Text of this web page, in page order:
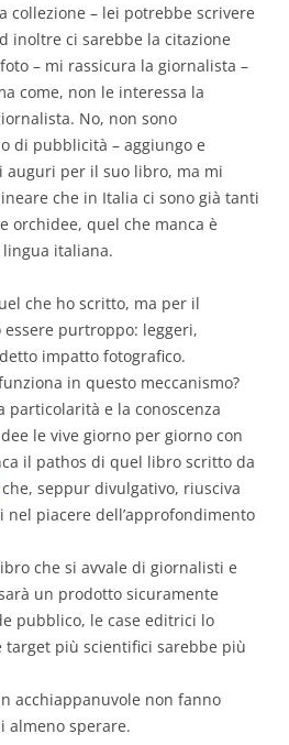
collezione – lei potrebbe scrivere
inoltre ci sarebbe la citazione
– mi rassicura la giornalista –
come, non le interessa la
No, non sono
di pubblicità – aggiungo e
auguri per il suo libro, ma mi
che in Italia ci sono già tanti
orchidee, quel che manca è
italiana.
che ho scritto, ma per il
essere purtroppo: leggeri,
impatto fotografico.
in questo meccanismo?
particolarità e la conoscenza
le vive giorno per giorno con
il pathos di quel libro scritto da
che, seppur divulgativo, riusciva
piacere dell’approfondimento
che si avvale di giornalisti e
un prodotto sicuramente
pubblico, le case editrici lo
target più scientifici sarebbe più
acchiappanuvole non fanno
almeno sperare.